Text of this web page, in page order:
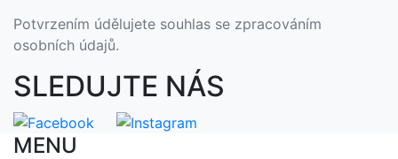
Potvrzením údělujete souhlas se zpracováním
osobních údajů.
SLEDUJTE NÁS
MENU